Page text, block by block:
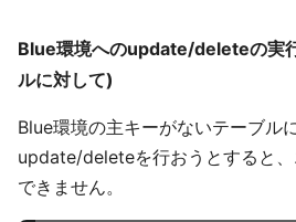
Blue環境へのupdate/deleteの実
ルに対して)
Blue環境の主キーがないテーブル
update/deleteを行おうとすると
できません。